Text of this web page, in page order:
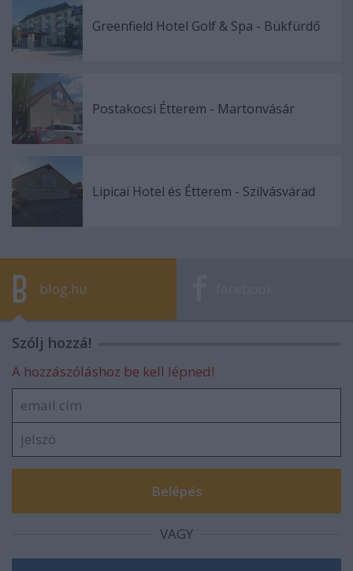
Greenfield Hotel Golf & Spa - Bükfürdő
Postakocsi Étterem - Martonvásár
Lipicai Hotel és Étterem - Szilvásvárad
blog.hu
Szólj hozzá!
A hozzászóláshoz be kell lépned!
VAGY